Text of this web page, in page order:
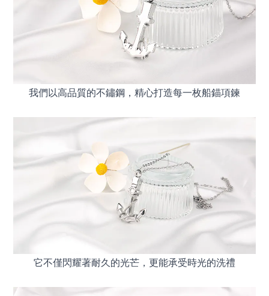
我們以高品質的不鏽鋼，精心打造每一枚船錨項鍊
它不僅閃耀著耐久的光芒，更能承受時光的洗禮